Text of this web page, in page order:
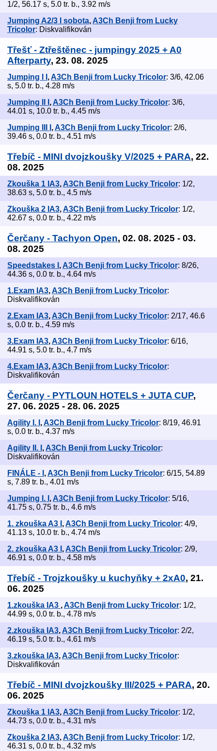
1/2, 56.17 s, 5.0 tr. b., 3.92 m/s
Jumping A2/3 I sobota, A3Ch Benji from Lucky
Tricolor: Diskvalifikován
Třešť - Ztřeštěnec - jumpingy 2025 + A0
Afterparty, 23. 08. 2025
Jumping I I ,A3Ch Benji from Lucky Tricolor: 3/6, 42.06
s, 5.0 tr. b., 4.28 m/s
Jumping II I , A3Ch Benji from Lucky Tricolor: 3/6,
44.01 s, 10.0 tr. b., 4.45 m/s
Jumping III I ,A3Ch Benji from Lucky Tricolor: 2/6,
39.46 s, 0.0 tr. b., 4.51 m/s
Třebíč - MINI dvojzkoušky V/2025 + PARA, 22.
08. 2025
Zkouška 1 IA3, A3Ch Benji from Lucky Tricolor: 1/2,
38.63 s, 5.0 tr. b., 4.5 m/s
Zkouška 2 IA3,A3Ch Benji from Lucky Tricolor: 1/2,
42.67 s, 0.0 tr. b., 4.22 m/s
Čerčany - Tachyon Open, 02. 08. 2025 - 03.
08. 2025
Speedstakes I , A3Ch Benji from Lucky Tricolor: 8/26,
44.36 s, 0.0 tr. b., 4.64 m/s
1.Exam IA3,A3Ch Benji from Lucky Tricolor:
Diskvalifikován
2.Exam IA3, A3Ch Benji from Lucky Tricolor: 2/17, 46.6
s, 0.0 tr. b., 4.59 m/s
3.Exam IA3,A3Ch Benji from Lucky Tricolor: 6/16,
44.91 s, 5.0 tr. b., 4.7 m/s
4.Exam IA3, A3Ch Benji from Lucky Tricolor:
Diskvalifikován
Čerčany - PYTLOUN HOTELS + JUTA CUP,
27. 06. 2025 - 28. 06. 2025
Agility I. I ,A3Ch Benji from Lucky Tricolor: 8/19, 46.91
s, 0.0 tr. b., 4.37 m/s
Agility II. I , A3Ch Benji from Lucky Tricolor:
Diskvalifikován
FINÁLE - I ,A3Ch Benji from Lucky Tricolor: 6/15, 54.89
s, 7.89 tr. b., 4.01 m/s
Jumping I. I , A3Ch Benji from Lucky Tricolor: 5/16,
41.75 s, 0.75 tr. b., 4.6 m/s
1. zkouška A3 I ,A3Ch Benji from Lucky Tricolor: 4/9,
41.13 s, 10.0 tr. b., 4.74 m/s
2. zkouška A3 I , A3Ch Benji from Lucky Tricolor: 2/9,
46.91 s, 0.0 tr. b., 4.58 m/s
Třebíč - Trojzkoušky u kuchyňky + 2xA0, 21.
06. 2025
1.zkouška IA3 ,A3Ch Benji from Lucky Tricolor: 1/2,
44.99 s, 0.0 tr. b., 4.78 m/s
2.zkouška IA3, A3Ch Benji from Lucky Tricolor: 2/2,
46.19 s, 5.0 tr. b., 4.61 m/s
3.zkouška IA3,A3Ch Benji from Lucky Tricolor:
Diskvalifikován
Třebíč - MINI dvojzkoušky III/2025 + PARA, 20.
06. 2025
Zkouška 1 IA3, A3Ch Benji from Lucky Tricolor: 1/2,
44.73 s, 0.0 tr. b., 4.31 m/s
Zkouška 2 IA3,A3Ch Benji from Lucky Tricolor: 1/2,
46.31 s, 0.0 tr. b., 4.32 m/s